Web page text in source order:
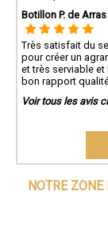
Botillon P. de Arras
Très satisfait du
pour créer un
et très serviable
bon rapport
Voir tous les avis
NOTRE